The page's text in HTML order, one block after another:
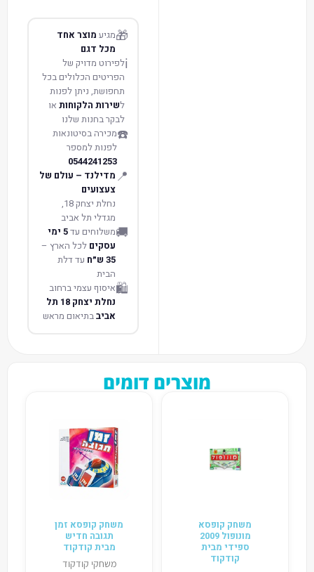
🎁מגיע מוצר אחד
מכל דגם
ℹ️לפירוט מדויק של
הפריטים הכלולים בכל
תחפושת, ניתן לפנות
לשירות הלקוחות או
לבקר בחנות שלנו
☎️מכירה בסיטונאות
לפנות למספר
0544241253
📍 מדילנד – עולם של
צעצועים
נחלת יצחק 18,
מגדלי תל אביב
🚚משלוחים עד 5 ימי
עסקים לכל הארץ –
35 ש״ח
עד דלת
הבית
🛍️איסוף עצמי ברחוב
נחלת יצחק 18 תל
אביבבתיאום מראש
מוצרים דומים
משחק קופסא
מונופול 2009
ספידי מבית
קודקוד
משחק קופסא זמן
תגובה חדיש
מבית קודקוד
משחקי קודקוד